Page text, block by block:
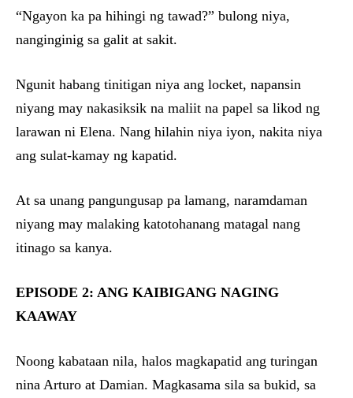
“Ngayon ka pa hihingi ng tawad?” bulong niya,
nanginginig sa galit at sakit.
Ngunit habang tinitigan niya ang locket, napansin
niyang may nakasiksik na maliit na papel sa likod ng
larawan ni Elena. Nang hilahin niya iyon, nakita niya
ang sulat-kamay ng kapatid.
At sa unang pangungusap pa lamang, naramdaman
niyang may malaking katotohanang matagal nang
itinago sa kanya.
EPISODE 2: ANG KAIBIGANG NAGING
KAAWAY
Noong kabataan nila, halos magkapatid ang turingan
nina Arturo at Damian. Magkasama sila sa bukid, sa